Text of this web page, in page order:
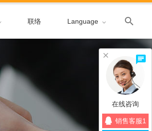
联络 Language
在线咨询
销售客服1